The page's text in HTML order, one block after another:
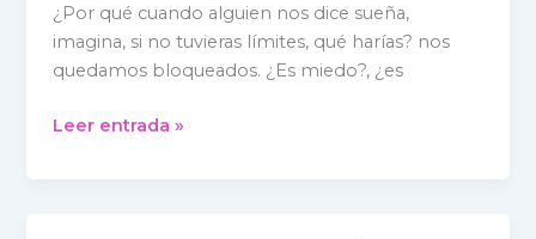
coaching
emocional?
¿Por qué cuando alguien nos dice sueña,
imagina, si no tuvieras límites, qué harías? nos
quedamos bloqueados. ¿Es miedo?, ¿es
del
cofre
de
sueños?
Leer entrada »